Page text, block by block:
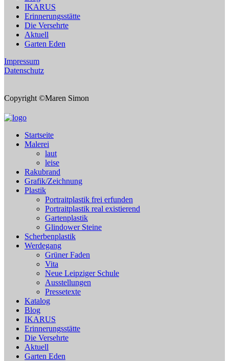
IKARUS
Erinnerungsstätte
Die Versehrte
Aktuell
Garten Eden
Impressum
Datenschutz
Copyright ©Maren Simon
Startseite
Malerei
laut
leise
Rakubrand
Grafik/Zeichnung
Plastik
Portraitplastik frei erfunden
Portraitplastik real existierend
Gartenplastik
Glindower Steine
Scherbenplastik
Werdegang
Grüner Faden
Vita
Neue Leipziger Schule
Ausstellungen
Pressetexte
Katalog
Blog
IKARUS
Erinnerungsstätte
Die Versehrte
Aktuell
Garten Eden